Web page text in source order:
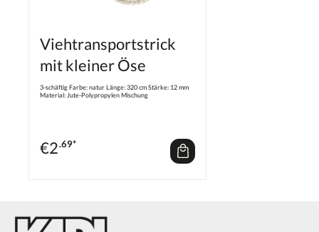
Viehtransportstrick
mit kleiner Öse
3-schäftig Farbe: natur Länge: 320 cm Stärke: 12 mm
Material: Jute-Polypropylen Mischung
€2.69*